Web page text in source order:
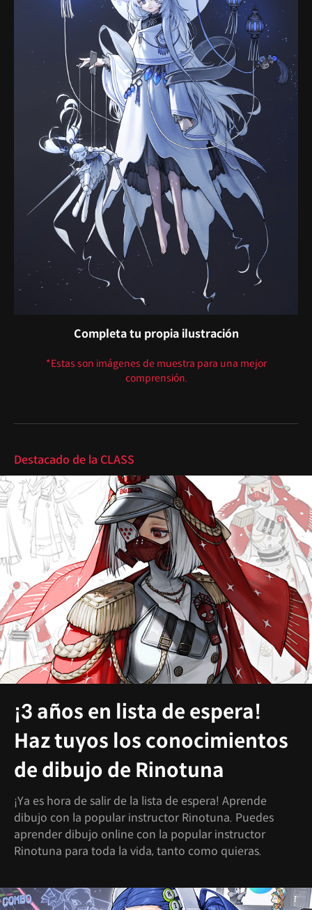
Completa tu propia ilustración
*Estas son imágenes de muestra para una mejor
comprensión.
Destacado de la CLASS
¡3 años en lista de espera!
Haz tuyos los conocimientos
de dibujo de Rinotuna
¡Ya es hora de salir de la lista de espera! Aprende
dibujo con la popular instructor Rinotuna. Puedes
aprender dibujo online con la popular instructor
Rinotuna para toda la vida, tanto como quieras.